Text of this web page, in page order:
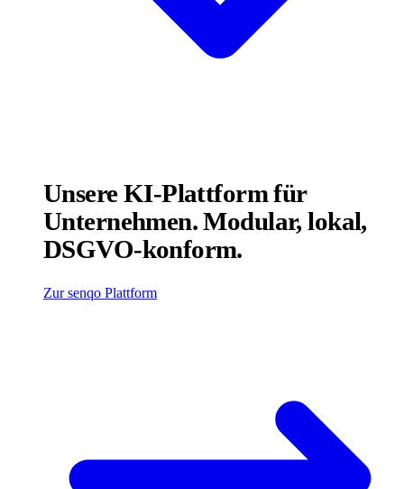
Unsere KI-Plattform für
Unternehmen. Modular, lokal,
DSGVO-konform.
Zur senqo Plattform